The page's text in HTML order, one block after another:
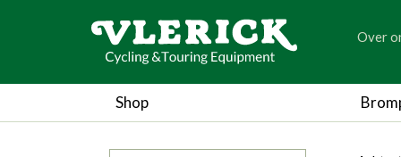
Over
Shop